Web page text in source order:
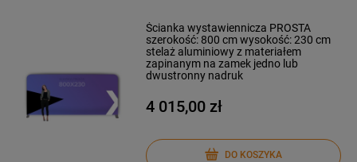
Ścianka wystawiennicza PROSTA
szerokość: 800 cm wysokość: 230 cm
stelaż aluminiowy z materiałem
zapinanym na zamek jedno lub
dwustronny nadruk
4 015,00 zł
DO KOSZYKA